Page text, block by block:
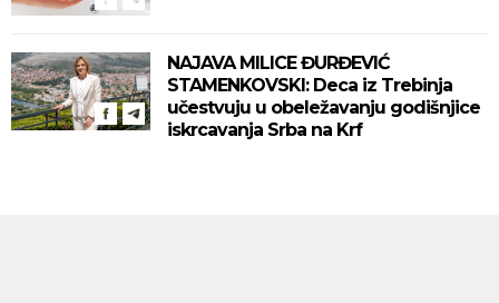
NAJAVA MILICE ĐURĐEVIĆ
STAMENKOVSKI: Deca iz Trebinja
učestvuju u obeležavanju godišnjice
iskrcavanja Srba na Krf